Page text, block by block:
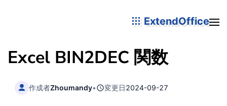
ExtendOffice
Excel BIN2DEC 関数
作成者Zhoumandy• 変更日2024-09-27